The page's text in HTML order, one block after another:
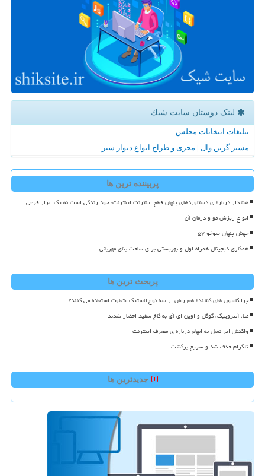
لینک دوستان سایت شیك
تبلیغات انتخابات مجلس
مستر گرین وال | مجری و طراح انواع دیوار سبز
پربیننده ترین ها
هشدار درباره ی دستاوردهای پنهان قطع اینترنت اینترنت، خود زندگی است نه یک ابزار فرعی
انواع ریزش مو و درمان آن
جهش پنهان سوخو ۵۷
همکاری دیجیتال همراه اول و بهزیستی برای ساخت بنای مهربانی
پربحث ترین ها
چرا کامیون های کشنده هم زمان از سه نوع لاستیک متفاوت استفاده می کنند؟
متا، آنتروپیک، گوگل و اوپن ای آی به کاخ سفید احضار شدند
واکنش ایرانسل به ابهام درباره ی مصرف اینترنت
تلگرام حذف شد و سریع برگشت
جدیدترین ها